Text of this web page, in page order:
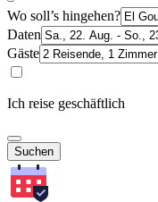
Wo soll’s hingehen?
Daten
Gäste
Ich reise geschäftlich
Suchen